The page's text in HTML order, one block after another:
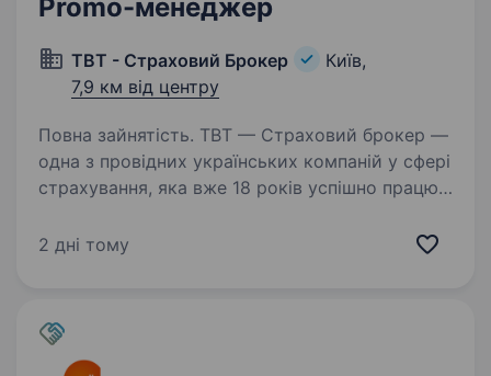
Promo-менеджер
ТВТ - Страховий Брокер
Київ,
7,9 км від центру
Повна зайнятість. ТВТ — Страховий брокер —
одна з провідних українських компаній у сфері
страхування, яка вже 18 років успішно працює
партнерські відносини з клієнтами
2 дні тому